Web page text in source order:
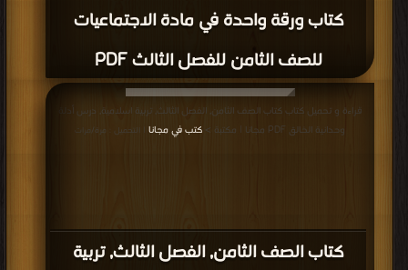
كتاب ورقة واحدة في مادة الاجتماعيات
للصف الثامن للفصل الثالث PDF
كتاب الصف الثامن, الفصل الثالث, تربية
قراءة و تحميل كتاب كتاب الصف الثامن, الفصل الثالث, تربية اسلامية, درس أدلة
وحدانية الخالق PDF مجانا | مكتبة >
كتب في مجانا | التحميل : مرة/مرات